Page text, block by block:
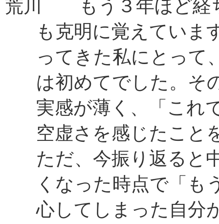
荒川 もう３年ほど経
も克明に覚えていま
ってきた私にとって
は初めてでした。そ
実感が薄く、「これ
空虚さを感じたこと
ただ、今振り返ると
くなった時点で「も
心してしまった自分